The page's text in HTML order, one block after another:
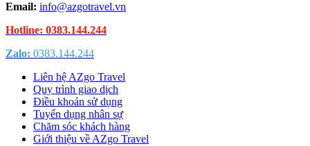
Email: info@azgotravel.vn
Hotline: 0383.144.244
Zalo: 0383.144.244
Liên hệ AZgo Travel
Quy trình giao dịch
Điều khoản sử dụng
Tuyển dụng nhân sự
Chăm sóc khách hàng
Giới thiệu về AZgo Travel